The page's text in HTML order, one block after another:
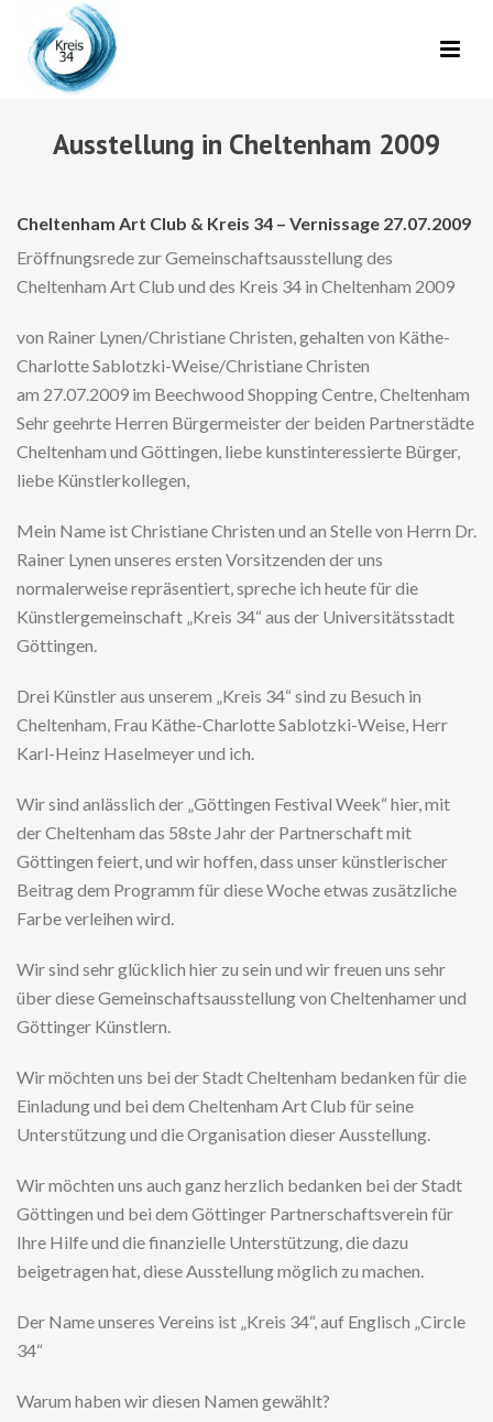
Ausstellung in Cheltenham 2009
Cheltenham Art Club & Kreis 34 – Vernissage 27.07.2009
Eröffnungsrede zur Gemeinschaftsausstellung des
Cheltenham Art Club und des Kreis 34 in Cheltenham 2009
von Rainer Lynen/Christiane Christen, gehalten von Käthe-
Charlotte Sablotzki-Weise/Christiane Christen
am 27.07.2009 im Beechwood Shopping Centre, Cheltenham
Sehr geehrte Herren Bürgermeister der beiden Partnerstädte
Cheltenham und Göttingen, liebe kunstinteressierte Bürger,
liebe Künstlerkollegen,
Mein Name ist Christiane Christen und an Stelle von Herrn Dr.
Rainer Lynen unseres ersten Vorsitzenden der uns
normalerweise repräsentiert, spreche ich heute für die
Künstlergemeinschaft „Kreis 34“ aus der Universitätsstadt
Göttingen.
Drei Künstler aus unserem „Kreis 34“ sind zu Besuch in
Cheltenham, Frau Käthe-Charlotte Sablotzki-Weise, Herr
Karl-Heinz Haselmeyer und ich.
Wir sind anlässlich der „Göttingen Festival Week“ hier, mit
der Cheltenham das 58ste Jahr der Partnerschaft mit
Göttingen feiert, und wir hoffen, dass unser künstlerischer
Beitrag dem Programm für diese Woche etwas zusätzliche
Farbe verleihen wird.
Wir sind sehr glücklich hier zu sein und wir freuen uns sehr
über diese Gemeinschaftsausstellung von Cheltenhamer und
Göttinger Künstlern.
Wir möchten uns bei der Stadt Cheltenham bedanken für die
Einladung und bei dem Cheltenham Art Club für seine
Unterstützung und die Organisation dieser Ausstellung.
Wir möchten uns auch ganz herzlich bedanken bei der Stadt
Göttingen und bei dem Göttinger Partnerschaftsverein für
Ihre Hilfe und die finanzielle Unterstützung, die dazu
beigetragen hat, diese Ausstellung möglich zu machen.
Der Name unseres Vereins ist „Kreis 34“, auf Englisch „Circle
34“
Warum haben wir diesen Namen gewählt?